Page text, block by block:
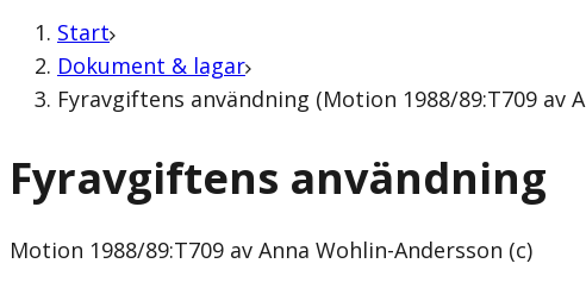
Start
Dokument & lagar
Fyravgiftens användning (Motion 1988/89:T709 av
Fyravgiftens användning
Motion 1988/89:T709 av Anna Wohlin-Andersson (c)